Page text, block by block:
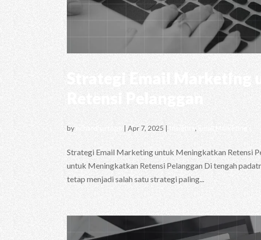
by |Apr 7, 2025 | Insights,
Strategi Email Marketing untuk Meningkatkan Retensi
untuk Meningkatkan Retensi Pelanggan Di tengah
tetap menjadi salah satu strategi paling...